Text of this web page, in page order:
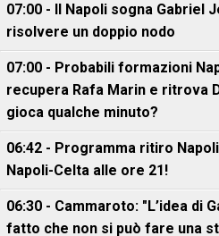
07:00 - Il Napoli sogna Gabriel
risolvere un doppio nodo
07:00 - Probabili formazioni
recupera Rafa Marin e ritrova
gioca qualche minuto?
06:42 - Programma ritiro
Napoli-Celta alle ore 21!
06:30 - Cammaroto: "L’idea di
fatto che non si può fare una